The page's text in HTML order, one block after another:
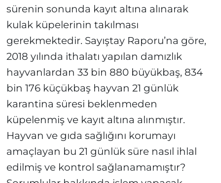
sürenin sonunda kayıt altına alınarak
kulak küpelerinin takılması
gerekmektedir. Sayıştay Raporu’na göre,
2018 yılında ithalatı yapılan damızlık
hayvanlardan 33 bin 880 büyükbaş, 834
bin 176 küçükbaş hayvan 21 günlük
karantina süresi beklenmeden
küpelenmiş ve kayıt altına alınmıştır.
Hayvan ve gıda sağlığını korumayı
amaçlayan bu 21 günlük süre nasıl ihlal
edilmiş ve kontrol sağlanamamıştır?